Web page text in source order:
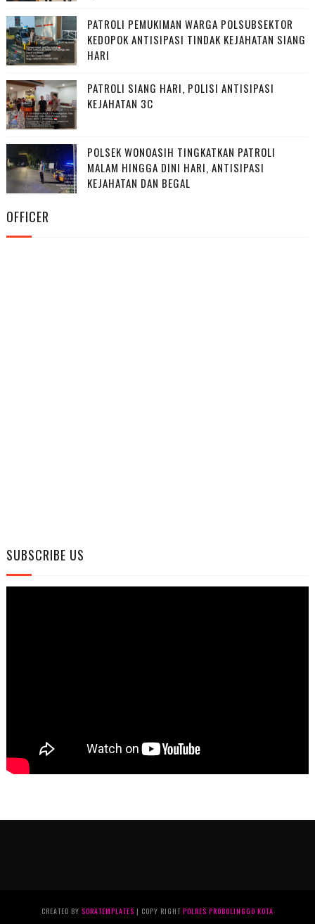
PATROLI PEMUKIMAN WARGA POLSUBSEKTOR
KEDOPOK ANTISIPASI TINDAK KEJAHATAN SIANG
HARI
PATROLI SIANG HARI, POLISI ANTISIPASI
KEJAHATAN 3C
POLSEK WONOASIH TINGKATKAN PATROLI
MALAM HINGGA DINI HARI, ANTISIPASI
KEJAHATAN DAN BEGAL
OFFICER
SUBSCRIBE US
CREATED BY SORATEMPLATES | COPY RIGHT POLRES PROBOLINGGO KOTA